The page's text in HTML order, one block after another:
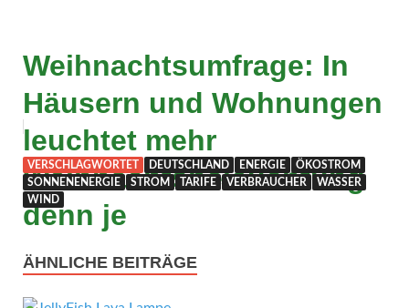
Weihnachtsumfrage: In
Häusern und Wohnungen
leuchtet mehr
Weihnachtsbeleuchtung
denn je
VERSCHLAGWORTET DEUTSCHLAND ENERGIE
ÖKOSTROM
SONNENENERGIE
STROM TARIFE VERBRAUCHER
WASSER
WIND
ÄHNLICHE BEITRÄGE